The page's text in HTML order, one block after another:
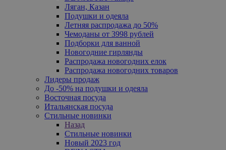
Ляган, Казан
Подушки и одеяла
Летняя распродажа до 50%
Чемоданы от 3998 рублей
Подборки для ванной
Новогодние гирлянды
Распродажа новогодних елок
Распродажа новогодних товаров
Лидеры продаж
До -50% на подушки и одеяла
Восточная посуда
Итальянская посуда
Стильные новинки
Назад
Стильные новинки
Новый 2023 год